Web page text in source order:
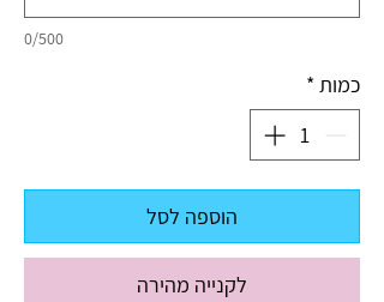
0/500
כמות *
הוספה לסל
לקנייה מהירה